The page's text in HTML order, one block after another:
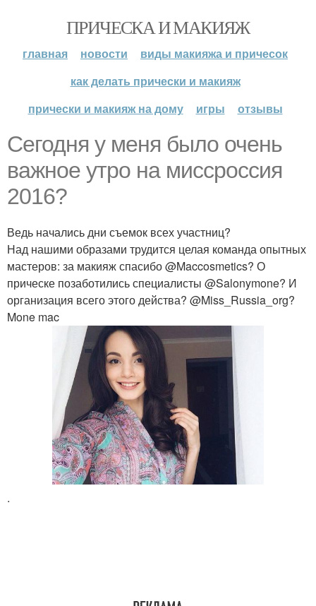
ПРИЧЕСКА И МАКИЯЖ
главная новости
виды макияжа и причесок
как делать прически и макияж
прически и макияж на дому
игры отзывы
Сегодня у меня было очень
важное утро на миссроссия
2016?
Ведь начались дни съемок всех участниц?
Над нашими образами трудится целая команда опытных
мастеров: за макияж спасибо @Maccosmetics? О
прическе позаботились специалисты @Salonymone? И
организация всего этого действа? @Miss_Russia_org?
Mone mac
.